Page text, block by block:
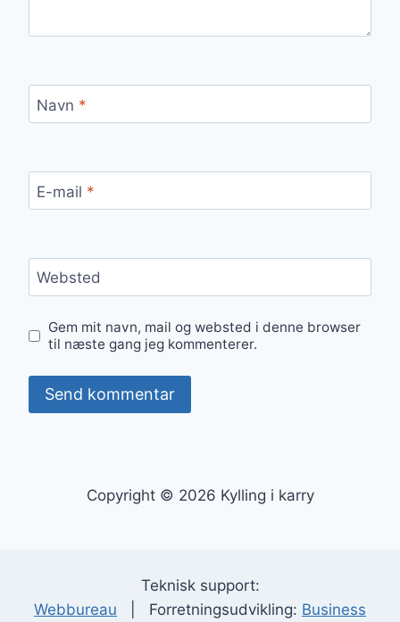
Navn *
E-mail *
Websted
Gem mit navn, mail og websted i denne browser
til næste gang jeg kommenterer.
Copyright © 2026 Kylling i karry
Teknisk support:
Webbureau | Forretningsudvikling: Business